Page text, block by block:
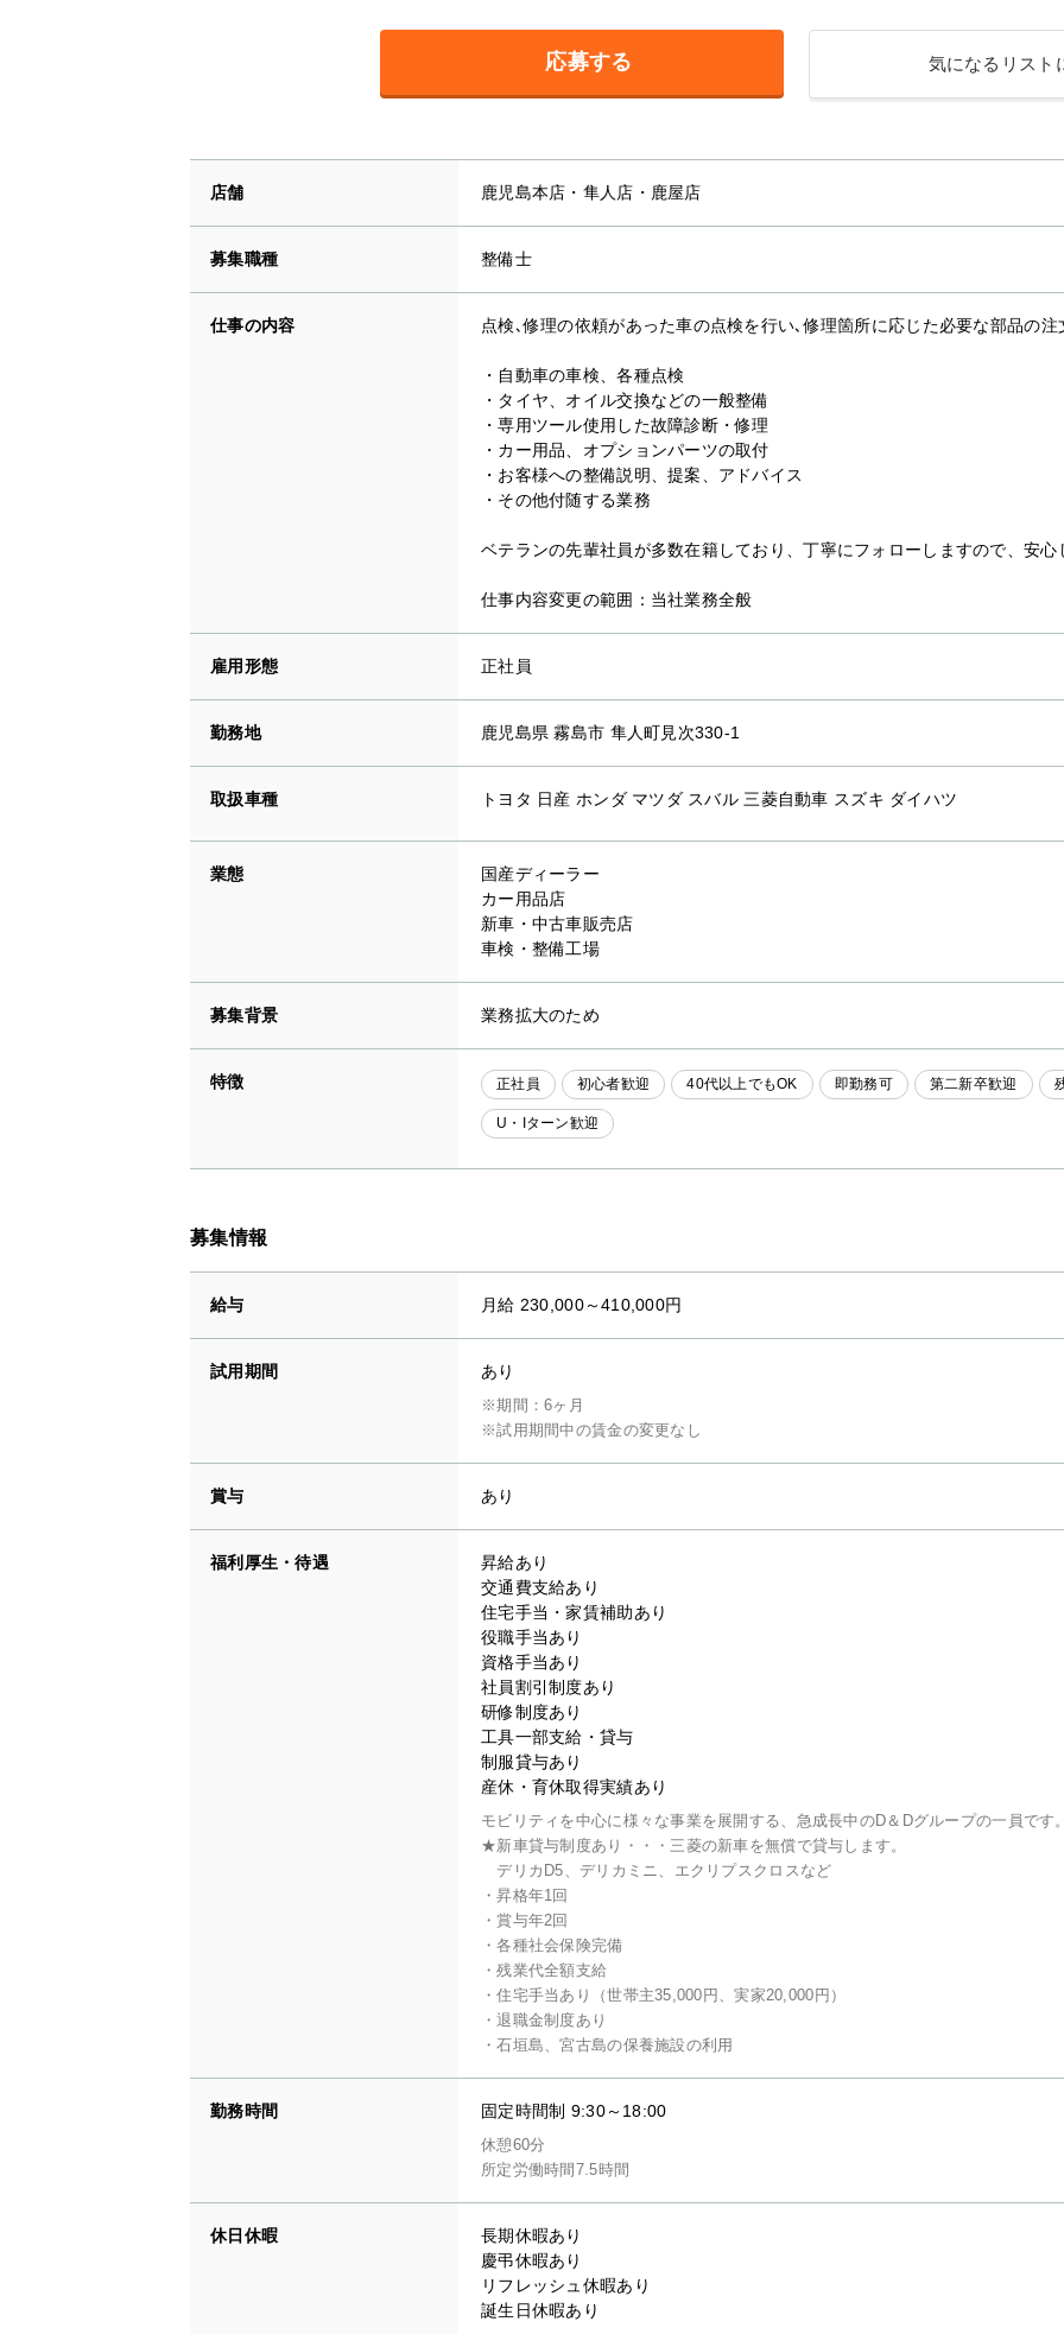
応募する 気になるリスト
店舗 鹿児島本店・隼人店・鹿屋店
募集職種 整備士
仕事の内容 点検､修理の依頼があった車の点検を行い､修理箇所に応じた必要な部品の
・自動車の車検、各種点検
・タイヤ、オイル交換などの一般整備
・専用ツール使用した故障診断・修理
・カー用品、オプションパーツの取付
・お客様への整備説明、提案、アドバイス
・その他付随する業務
ベテランの先輩社員が多数在籍しており、丁寧にフォローしますので、安
仕事内容変更の範囲：当社業務全般
雇用形態 正社員
勤務地 鹿児島県 霧島市 隼人町見次330-1
取扱車種 トヨタ 日産 ホンダ マツダ スバル 三菱自動車 スズキ ダイハツ
業態
国産ディーラー
カー用品店
新車・中古車販売店
車検・整備工場
募集背景 業務拡大のため
特徴 正社員 初心者歓迎 40代以上でもOK 即勤務可 第二新卒歓迎
U・Iターン歓迎
募集情報
給与 月給 230,000～410,000円
試用期間 あり
※期間：6ヶ月
※試用期間中の賃金の変更なし
賞与 あり
福利厚生・待遇
昇給あり
交通費支給あり
住宅手当・家賃補助あり
役職手当あり
資格手当あり
社員割引制度あり
研修制度あり
工具一部支給・貸与
制服貸与あり
産休・育休取得実績あり
モビリティを中心に様々な事業を展開する、急成長中のD＆Dグループの一員です
★新車貸与制度あり・・・三菱の新車を無償で貸与します。
デリカD5、デリカミニ、エクリプスクロスなど
・昇格年1回
・賞与年2回
・各種社会保険完備
・残業代全額支給
・住宅手当あり（世帯主35,000円、実家20,000円）
・退職金制度あり
・石垣島、宮古島の保養施設の利用
勤務時間 固定時間制 9:30～18:00
休憩60分
所定労働時間7.5時間
休日休暇
長期休暇あり
慶弔休暇あり
リフレッシュ休暇あり
誕生日休暇あり